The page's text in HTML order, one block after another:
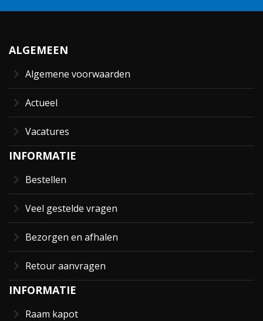
ALGEMEEN
Algemene voorwaarden
Actueel
Vacatures
INFORMATIE
Bestellen
Veel gestelde vragen
Bezorgen en afhalen
Retour aanvragen
INFORMATIE
Raam kapot